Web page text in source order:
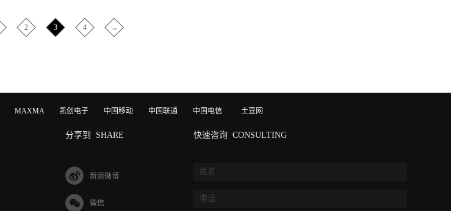
2 3 4 →
MAXMAGIC 凯创电子 中国移动 中国联通 中国电信 土豆网
分享到 SHARE
新浪微博
微信
快速咨询 CONSULTING